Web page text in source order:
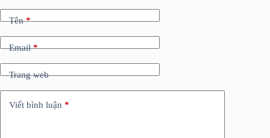
Tên*
Email*
Trang web
Viết bình luận *